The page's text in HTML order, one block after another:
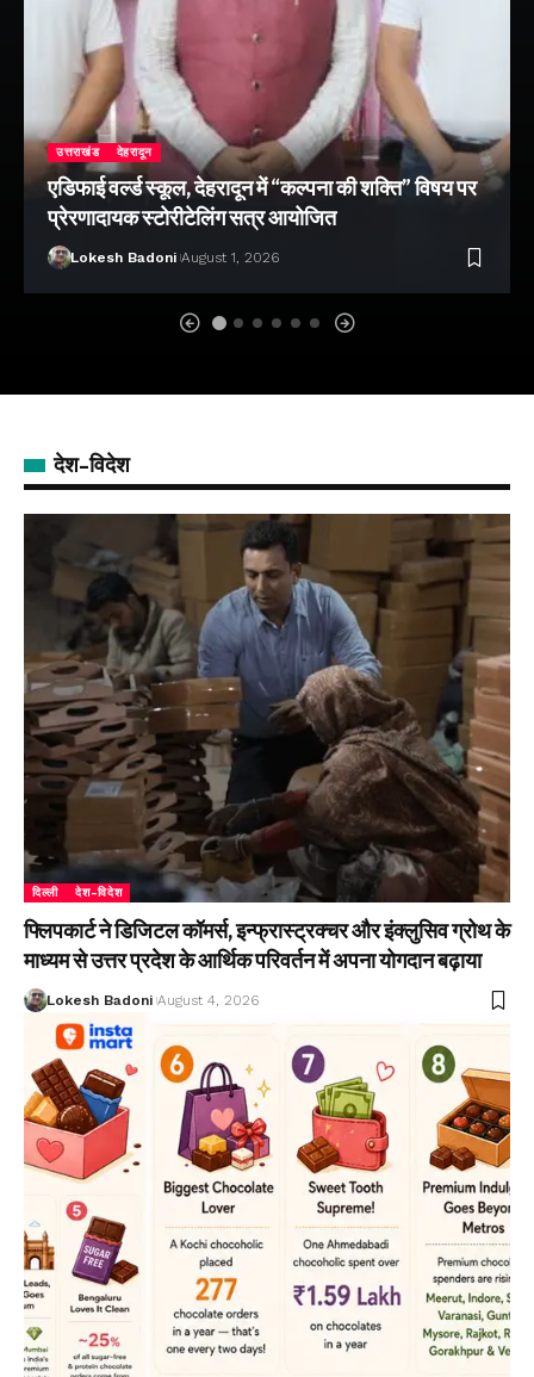
उत्तराखंड देहरादून
एडिफाई वर्ल्ड स्कूल, देहरादून में “कल्पना की शक्ति” विषय पर
प्रेरणादायक स्टोरीटेलिंग सत्र आयोजित
Lokesh Badoni August 1, 2026
देश-विदेश
दिल्ली देश-विदेश
फ्लिपकार्ट ने डिजिटल कॉमर्स, इन्फ्रास्ट्रक्चर और इंक्लुसिव ग्रोथ के
माध्यम से उत्तर प्रदेश के आर्थिक परिवर्तन में अपना योगदान बढ़ाया
Lokesh Badoni August 4, 2026